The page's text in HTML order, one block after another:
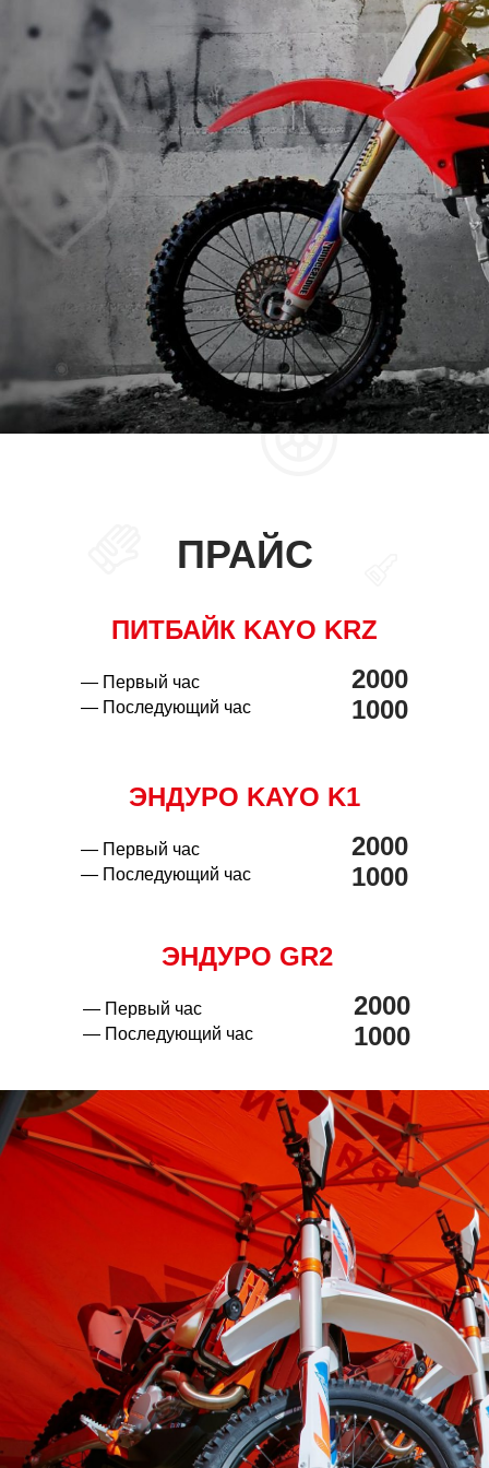
ПРАЙС
— Первый час
— Последующий час
ПИТБАЙК KAYO KRZ
2000
1000
ЭНДУРО KAYO K1
— Первый час
— Последующий час
2000
1000
ЭНДУРО GR2
— Первый час
— Последующий час
2000
1000